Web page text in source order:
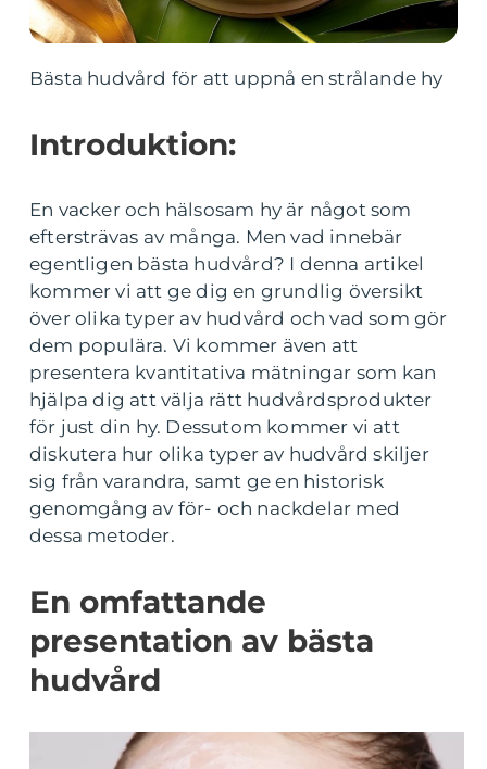
Bästa hudvård för att uppnå en strålande hy
Introduktion:
En vacker och hälsosam hy är något som
eftersträvas av många. Men vad innebär
egentligen bästa hudvård? I denna artikel
kommer vi att ge dig en grundlig översikt
över olika typer av hudvård och vad som gör
dem populära. Vi kommer även att
presentera kvantitativa mätningar som kan
hjälpa dig att välja rätt hudvårdsprodukter
för just din hy. Dessutom kommer vi att
diskutera hur olika typer av hudvård skiljer
sig från varandra, samt ge en historisk
genomgång av för- och nackdelar med
dessa metoder.
En omfattande
presentation av bästa
hudvård